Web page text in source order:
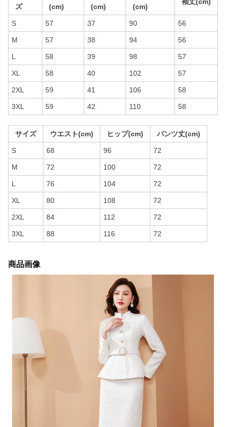
ズ
(cm)
(cm)
(cm)
S 57 37 90 56
M 57 38 94 56
L 58 39 98 57
XL 58 40 102 57
2XL 59 41 106 58
3XL 59 42 110 58
サイズ ウエスト(cm) ヒップ(cm) パンツ丈(cm)
S 68 96 72
M 72 100 72
L 76 104 72
XL 80 108 72
2XL 84 112 72
3XL 88 116 72
商品画像